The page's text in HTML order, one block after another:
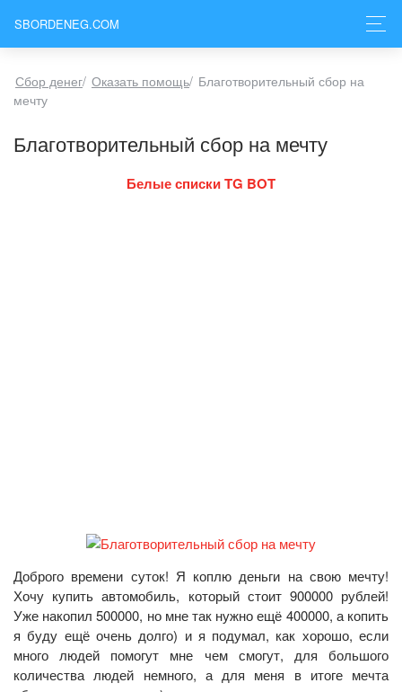
SBORDENEG.COM
Сбор денег/ Оказать помощь/ Благотворительный сбор на
мечту
Благотворительный сбор на мечту
Белые списки TG BOT
Доброго времени суток! Я коплю деньги на свою мечту!
Хочу купить автомобиль, который стоит 900000 рублей!
Уже накопил 500000, но мне так нужно ещё 400000, а копить
я буду ещё очень долго) и я подумал, как хорошо, если
много людей помогут мне чем смогут, для большого
количества людей немного, а для меня в итоге мечта